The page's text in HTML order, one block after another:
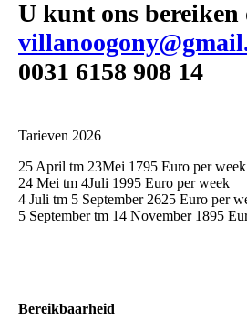
U kunt ons bereiken
0031 6158 908 14
Tarieven 2026
25 April tm 23Mei 1795 Euro per week
24 Mei tm 4Juli 1995 Euro per week
4 Juli tm 5 September 2625 Euro per
5 September tm 14 November 1895
Bereikbaarheid